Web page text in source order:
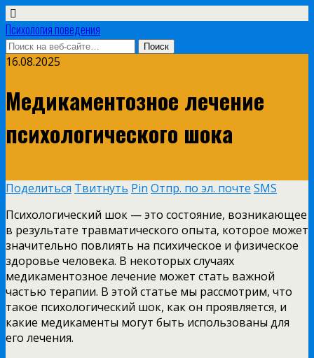
Психология поведения
16.08.2025
Медикаментозное лечение
психологического шока
Поделиться Твитнуть Pin Отпр. по эл. почте SMS
Психологический шок — это состояние, возникающее
в результате травматического опыта, которое может
значительно повлиять на психическое и физическое
здоровье человека. В некоторых случаях
медикаментозное лечение может стать важной
частью терапии. В этой статье мы рассмотрим, что
такое психологический шок, как он проявляется, и
какие медикаменты могут быть использованы для
его лечения.